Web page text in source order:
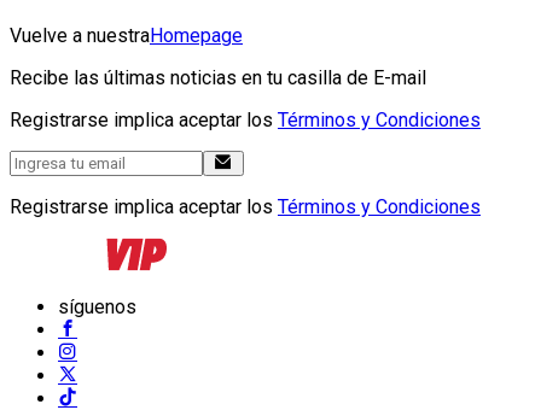
Vuelve a nuestraHomepage
Recibe las últimas noticias en tu casilla de E-mail
Registrarse implica aceptar los Términos y Condiciones
Registrarse implica aceptar los Términos y Condiciones
síguenos